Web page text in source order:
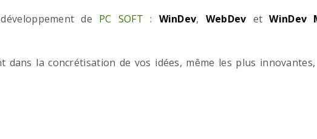
de PC SOFT : WinDev, WebDev et WinDev
dans la concrétisation de vos idées, même les plus